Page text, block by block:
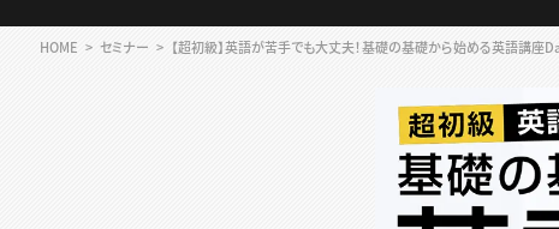
HOME セミナー 【超初級】英語が苦手でも大丈夫！基礎の基礎から始める英語講座